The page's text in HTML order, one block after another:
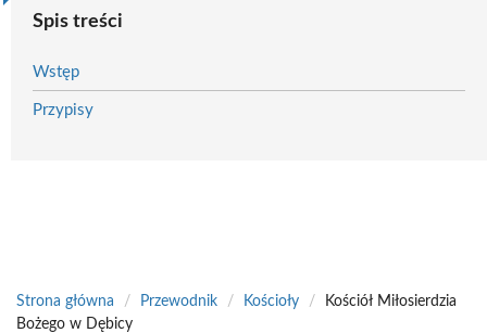
Spis treści
Wstęp
Przypisy
Strona główna / Przewodnik / Kościoły /
Kościół Miłosierdzia
Bożego w Dębicy